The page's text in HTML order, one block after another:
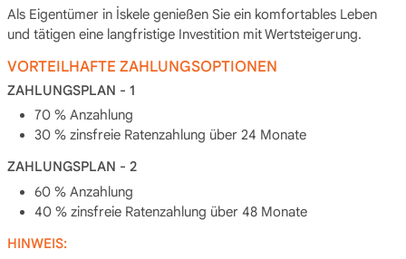
Als Eigentümer in İskele genießen Sie ein komfortables Leben
und tätigen eine langfristige Investition mit Wertsteigerung.
VORTEILHAFTE ZAHLUNGSOPTIONEN
ZAHLUNGSPLAN - 1
70 % Anzahlung
30 % zinsfreie Ratenzahlung über 24 Monate
ZAHLUNGSPLAN - 2
60 % Anzahlung
40 % zinsfreie Ratenzahlung über 48 Monate
HINWEIS: